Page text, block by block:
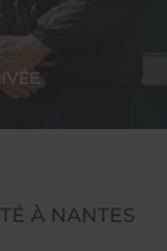
À NANTES